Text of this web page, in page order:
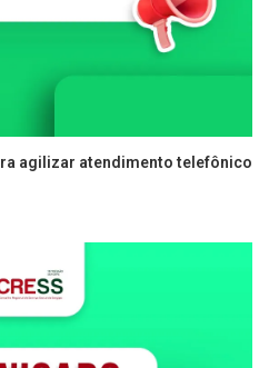
agilizar atendimento telefônico